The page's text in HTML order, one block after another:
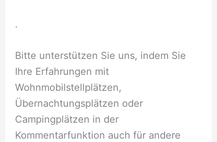
.
Bitte unterstützen Sie uns, indem Sie
Ihre Erfahrungen mit
Wohnmobilstellplätzen,
Übernachtungsplätzen oder
Campingplätzen in der
Kommentarfunktion auch für andere